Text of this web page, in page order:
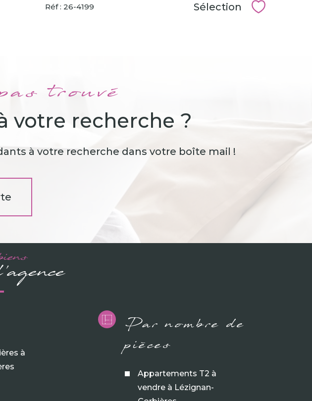
Réf : 26-4199 Sélection
trouvé
votre recherche ?
à votre recherche dans votre boîte mail !
à
Par nombre de
pièces
Appartements T2 à
vendre à Lézignan-